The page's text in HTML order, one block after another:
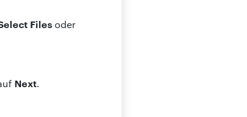
Filesoder
Next.